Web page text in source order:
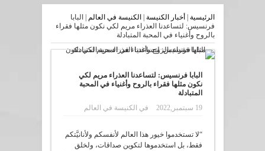
الرئيسية أخبار الكنيسة الكنيسة في العالم
البابا
فرنسيس: لتساعدنا العذراء مريم لكي نكون مثلها فقراء
بالروح وأغنياء في المحبة المتبادلة
البابا فرنسيس: لتساعدنا العذراء مريم لكي
نكون مثلها فقراء بالروح وأغنياء في المحبة
المتبادلة
19 سبتمبر,2022
في الكنيسة في العالم
“لا تستخدموا خيور هذا العالم لأنفسكم ولأنانيَّتكم
فقط، بل استخدموها لتكوين صداقات، ولخلق